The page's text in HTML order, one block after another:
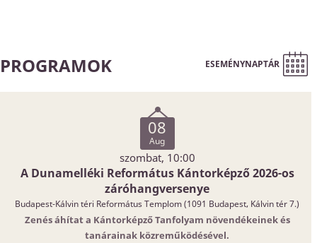
PROGRAMOK ESEMÉNYNAPTÁR
08
Aug
szombat, 10:00
A Dunamelléki Református Kántorképző 2026-os
záróhangversenye
Budapest-Kálvin téri Református Templom (1091 Budapest, Kálvin tér 7.)
Zenés áhítat a Kántorképző Tanfolyam növendékeinek és
tanárainak közreműködésével.